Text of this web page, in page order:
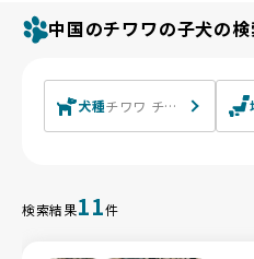
中国のチワワの子犬の
犬種チワワ チワワ(ロング)
検索結果11件